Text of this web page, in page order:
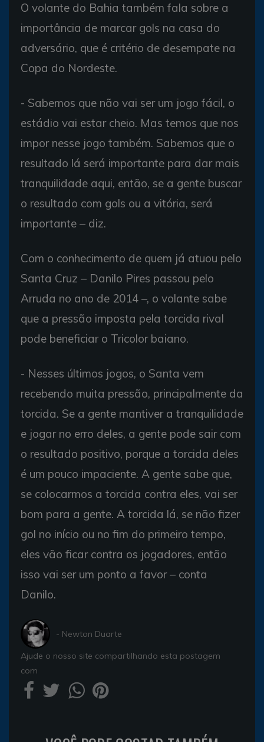
O volante do Bahia também fala sobre a
importância de marcar gols na casa do
adversário, que é critério de desempate na
Copa do Nordeste.
- Sabemos que não vai ser um jogo fácil, o
estádio vai estar cheio. Mas temos que nos
impor nesse jogo também. Sabemos que o
resultado lá será importante para dar mais
tranquilidade aqui, então, se a gente buscar
o resultado com gols ou a vitória, será
importante – diz.
Com o conhecimento de quem já atuou pelo
Santa Cruz – Danilo Pires passou pelo
Arruda no ano de 2014 –, o volante sabe
que a pressão imposta pela torcida rival
pode beneficiar o Tricolor baiano.
- Nesses últimos jogos, o Santa vem
recebendo muita pressão, principalmente da
torcida. Se a gente mantiver a tranquilidade
e jogar no erro deles, a gente pode sair com
o resultado positivo, porque a torcida deles
é um pouco impaciente. A gente sabe que,
se colocarmos a torcida contra eles, vai ser
bom para a gente. A torcida lá, se não fizer
gol no início ou no fim do primeiro tempo,
eles vão ficar contra os jogadores, então
isso vai ser um ponto a favor – conta
Danilo.
- Newton Duarte
Ajude o nosso site compartilhando esta postagem
com